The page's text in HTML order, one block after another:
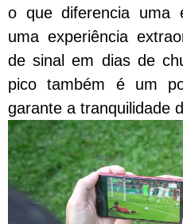
o que diferencia uma
uma experiência
de sinal em dias de
pico também é um
garante a tranquilidade